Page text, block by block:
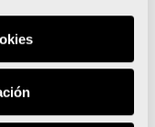
en el
Medio